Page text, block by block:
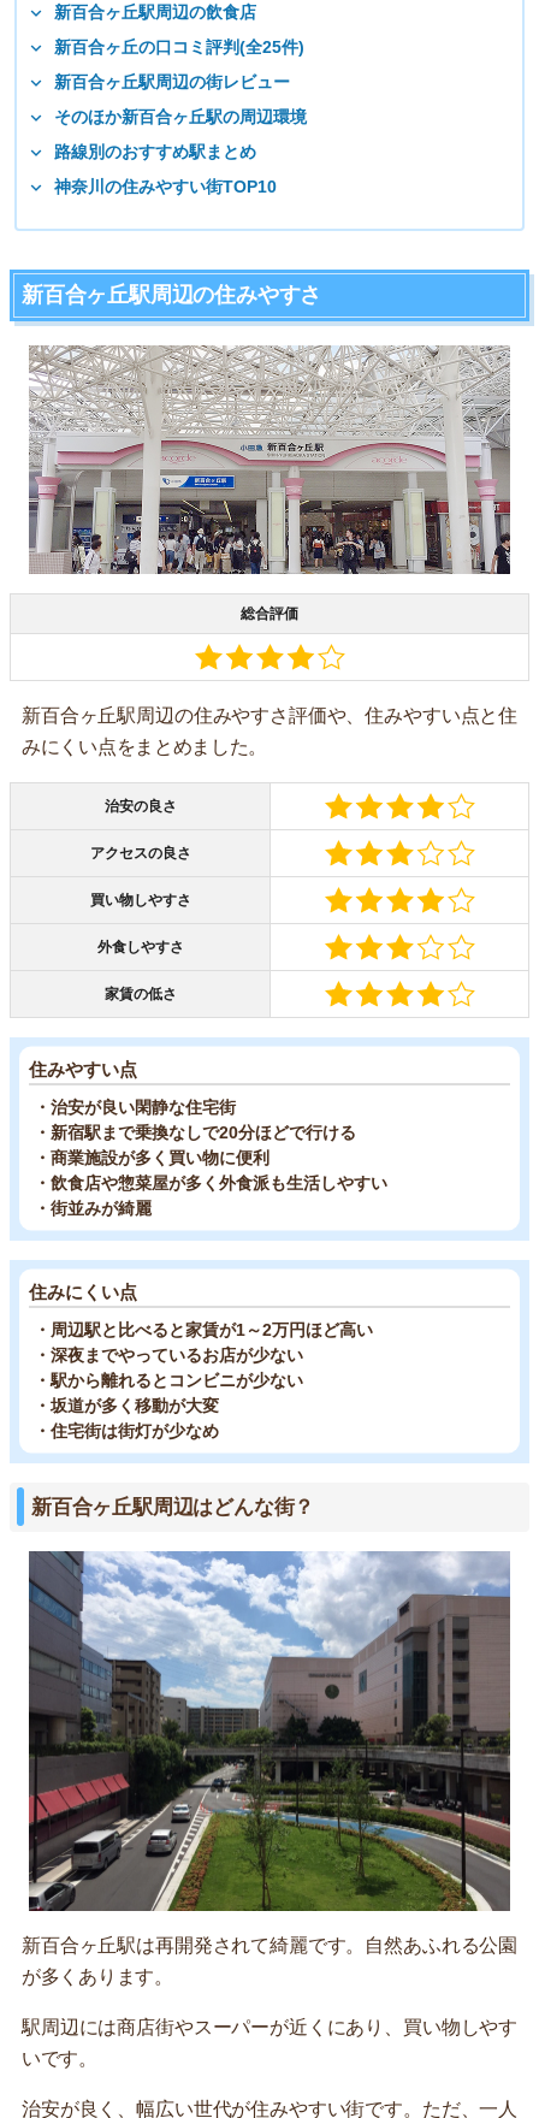
新百合ヶ丘駅周辺の飲食店
新百合ヶ丘の口コミ評判(全25件)
新百合ヶ丘駅周辺の街レビュー
そのほか新百合ヶ丘駅の周辺環境
路線別のおすすめ駅まとめ
神奈川の住みやすい街TOP10
新百合ヶ丘駅周辺の住みやすさ
総合評価
新百合ヶ丘駅周辺の住みやすさ評価や、住みやすい点と住
みにくい点をまとめました。
治安の良さ
アクセスの良さ
買い物しやすさ
外食しやすさ
家賃の低さ
住みやすい点
・治安が良い閑静な住宅街
・新宿駅まで乗換なしで20分ほどで行ける
・商業施設が多く買い物に便利
・飲食店や惣菜屋が多く外食派も生活しやすい
・街並みが綺麗
住みにくい点
・周辺駅と比べると家賃が1～2万円ほど高い
・深夜までやっているお店が少ない
・駅から離れるとコンビニが少ない
・坂道が多く移動が大変
・住宅街は街灯が少なめ
新百合ヶ丘駅周辺はどんな街？
新百合ヶ丘駅は再開発されて綺麗です。自然あふれる公園
が多くあります。
駅周辺には商店街やスーパーが近くにあり、買い物しやす
いです。
治安が良く、幅広い世代が住みやすい街です。ただ、一人